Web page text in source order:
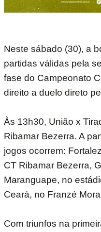
Neste sábado (30), a
partidas válidas pela
fase do Campeonato
direito a duelo direto
Às 13h30, União x
Ribamar Bezerra. A
jogos ocorrem:
CT Ribamar Bezerra,
Maranguape, no
Ceará, no Franzé
Com triunfos na